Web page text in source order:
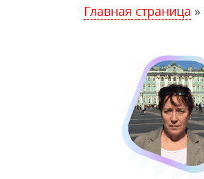
Главная страница »